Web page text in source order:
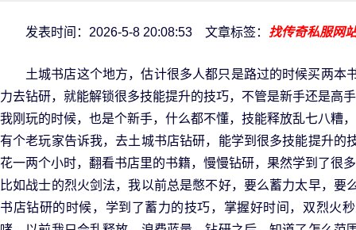
发表时间：2026-5-8 20:08:53 文章标签： 找传奇私服网
土城书店这个地方，估计很多人都只是路过的时候买两本
力去钻研，就能解锁很多技能提升的技巧，不管是新手还是高
我刚玩的时候，也是个新手，什么都不懂，技能释放乱七八糟
有个老玩家告诉我，去土城书店钻研，能学到很多技能提升的
花一两个小时，翻看书店里的书籍，慢慢钻研，果然学到了很
比如战士的烈火剑法，我以前总是憋不好，要么蓄力太早，要
书店钻研的时候，学到了蓄力的技巧，掌握好时间，双烈火